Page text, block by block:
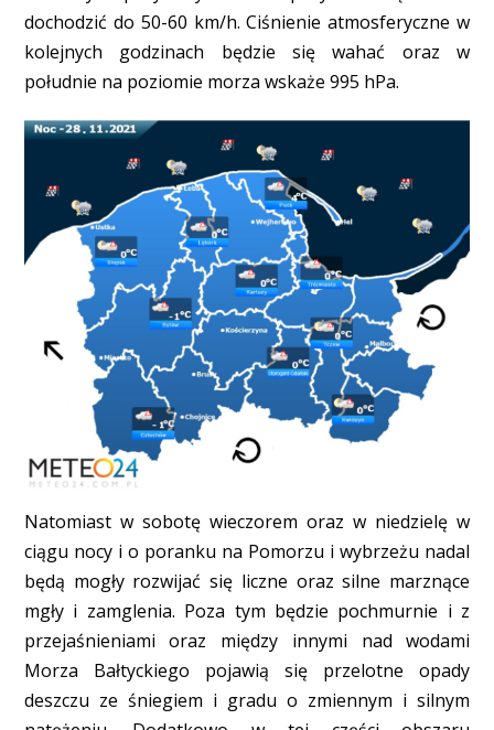
dochodzić do 50-60 km/h. Ciśnienie atmosferyczne w
kolejnych godzinach będzie się wahać oraz w
południe na poziomie morza wskaże 995 hPa.
Natomiast w sobotę wieczorem oraz w niedzielę w
ciągu nocy i o poranku na Pomorzu i wybrzeżu nadal
będą mogły rozwijać się liczne oraz silne marznące
mgły i zamglenia. Poza tym będzie pochmurnie i z
przejaśnieniami oraz między innymi nad wodami
Morza Bałtyckiego pojawią się przelotne opady
deszczu ze śniegiem i gradu o zmiennym i silnym